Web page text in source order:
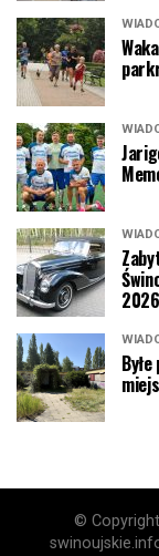
2026
©